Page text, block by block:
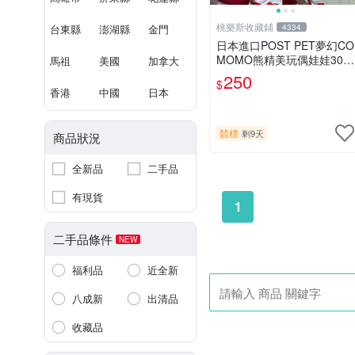
台東縣 澎湖縣 金門
馬祖 美國 加拿大
香港 中國 日本
商品狀況
全新品
二手品
有現貨
二手品條件 NEW
福利品
近全新
八成新
出清品
收藏品
桃樂斯收藏鋪 4334
日本進口POST PET夢幻CO
MOMO熊精美玩偶娃娃30c
m
$250
競標 剩9天
1